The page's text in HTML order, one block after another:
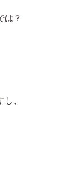
は？
、